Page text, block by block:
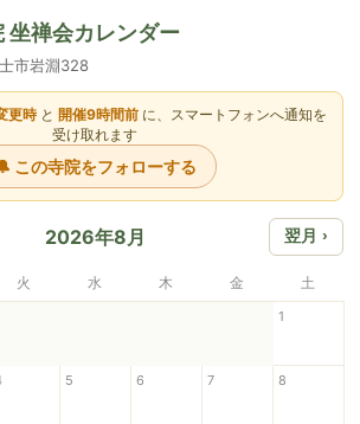
坐禅会カレンダー
市岩淵328
更時と 開催9時間前 に、スマートフォンへ通知を
受け取れます
この寺院をフォローする
2026年8月 翌月 ›
火 水 木 金 土
1
5 6 7 8